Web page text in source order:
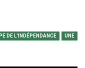
DE L'INDÉPENDANCE UNE